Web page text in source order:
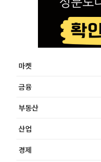
마켓
금융
부동산
산업
경제